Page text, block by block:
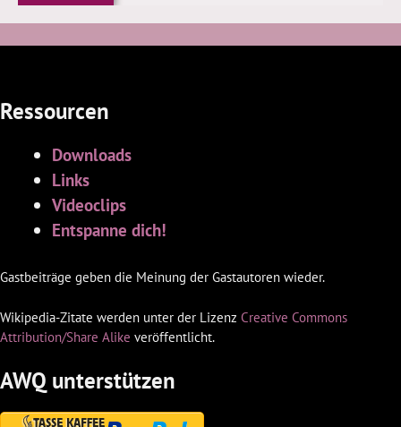
Ressourcen
Downloads
Links
Videoclips
Entspanne dich!
Gastbeiträge geben die Meinung der Gastautoren wieder.
Wikipedia-Zitate werden unter der Lizenz Creative Commons
Attribution/Share Alike veröffentlicht.
AWQ unterstützen